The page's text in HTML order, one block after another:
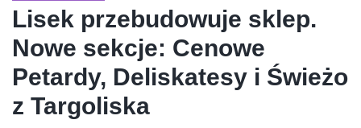
Lisek przebudowuje sklep.
Nowe sekcje: Cenowe
Petardy, Deliskatesy i Świeżo
z Targoliska